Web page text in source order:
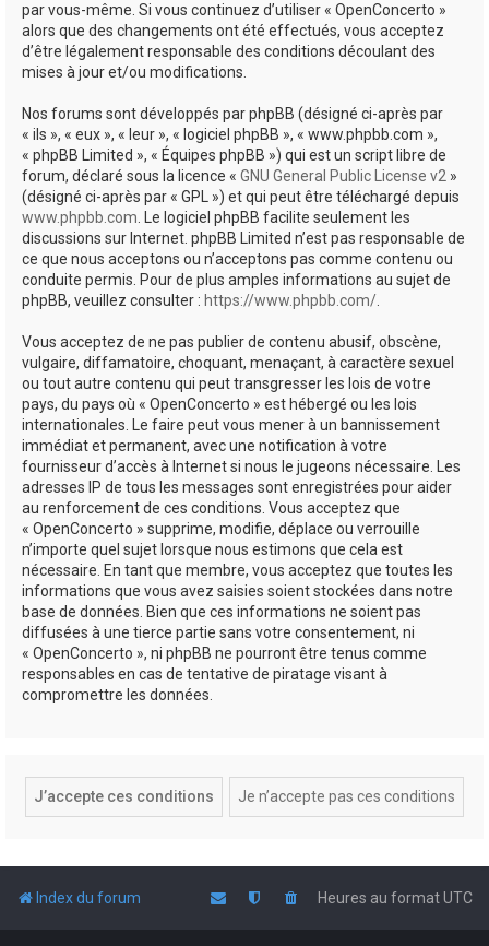
par vous-même. Si vous continuez d’utiliser « OpenConcerto »
alors que des changements ont été effectués, vous acceptez
d’être légalement responsable des conditions découlant des
mises à jour et/ou modifications.
Nos forums sont développés par phpBB (désigné ci-après par
« ils », « eux », « leur », « logiciel phpBB », « www.phpbb.com »,
« phpBB Limited », « Équipes phpBB ») qui est un script libre de
forum, déclaré sous la licence « GNU General Public License v2 »
(désigné ci-après par « GPL ») et qui peut être téléchargé depuis
www.phpbb.com. Le logiciel phpBB facilite seulement les
discussions sur Internet. phpBB Limited n’est pas responsable de
ce que nous acceptons ou n’acceptons pas comme contenu ou
conduite permis. Pour de plus amples informations au sujet de
phpBB, veuillez consulter : https://www.phpbb.com/.
Vous acceptez de ne pas publier de contenu abusif, obscène,
vulgaire, diffamatoire, choquant, menaçant, à caractère sexuel
ou tout autre contenu qui peut transgresser les lois de votre
pays, du pays où « OpenConcerto » est hébergé ou les lois
internationales. Le faire peut vous mener à un bannissement
immédiat et permanent, avec une notification à votre
fournisseur d’accès à Internet si nous le jugeons nécessaire. Les
adresses IP de tous les messages sont enregistrées pour aider
au renforcement de ces conditions. Vous acceptez que
« OpenConcerto » supprime, modifie, déplace ou verrouille
n’importe quel sujet lorsque nous estimons que cela est
nécessaire. En tant que membre, vous acceptez que toutes les
informations que vous avez saisies soient stockées dans notre
base de données. Bien que ces informations ne soient pas
diffusées à une tierce partie sans votre consentement, ni
« OpenConcerto », ni phpBB ne pourront être tenus comme
responsables en cas de tentative de piratage visant à
compromettre les données.
Index du forum Heures au formatUTC